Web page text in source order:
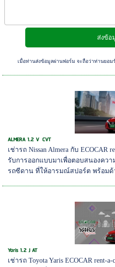
เมื่อท่านส่งข้อมูลผ่านฟอร์ม จะถือว่าท่านยอม
ALMERA 1.2 V CVT
เช่ารถ Nissan Almera กับ ECOCAR
รับการออกแบบมาเพื่อตอบสนองคว
รถซีดาน ที่ให้อารมณ์สปอร์ต พร้อม
Yaris 1.2 J AT
เช่ารถ Toyota Yaris ECOCAR rent-